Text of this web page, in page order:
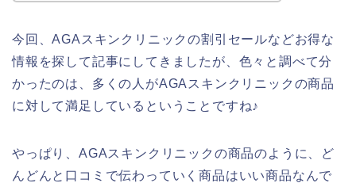
今回、AGAスキンクリニックの割引セールなどお得な
情報を探して記事にしてきましたが、色々と調べて分
かったのは、多くの人がAGAスキンクリニックの商品
に対して満足しているということですね♪
やっぱり、AGAスキンクリニックの商品のように、ど
んどんと口コミで伝わっていく商品はいい商品なんで